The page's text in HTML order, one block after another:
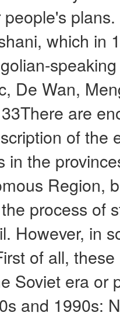
which in
De Wan,
are
of the
in the
Region,
process of
However, in
of all,
Soviet era or
and 1990s: